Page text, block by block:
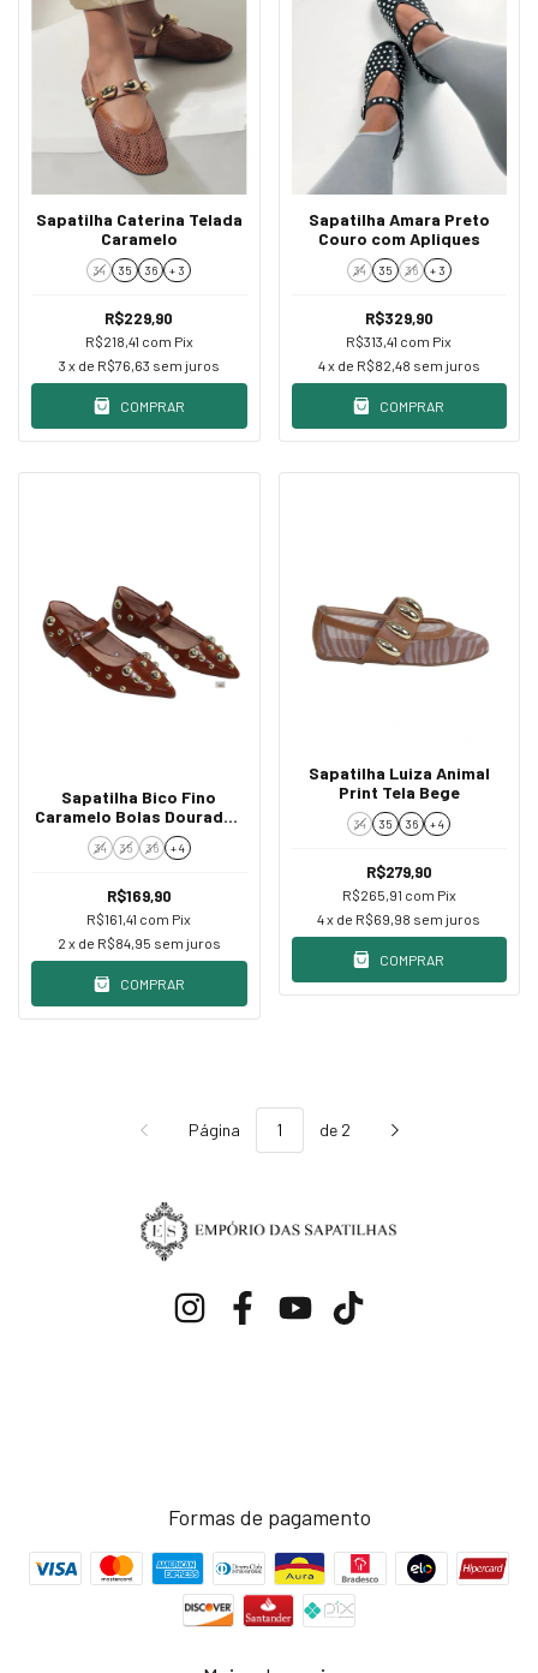
Sapatilha Caterina Telada
Caramelo
34 35 36 + 3
R$229,90
R$218,41 com Pix
3 x de R$76,63 sem juros
COMPRAR
Sapatilha Amara Preto
Couro com Apliques
34 35 36 + 3
R$329,90
R$313,41 com Pix
4x de R$82,48 sem juros
COMPRAR
Sapatilha Bico Fino
Caramelo Bolas Douradas
e Fivela
34 35 36 + 4
R$169,90
R$161,41 com Pix
2 x de R$84,95 sem juros
COMPRAR
Sapatilha Luiza Animal
Print Tela Bege
34 35 36 + 4
R$279,90
R$265,91 com Pix
4x de R$69,98 sem juros
COMPRAR
Página de 2
Formas de pagamento